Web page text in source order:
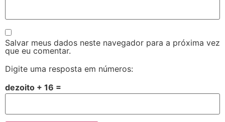
Salvar meus dados neste navegador para a próxima vez
que eu comentar.
Digite uma resposta em números:
dezoito + 16 =